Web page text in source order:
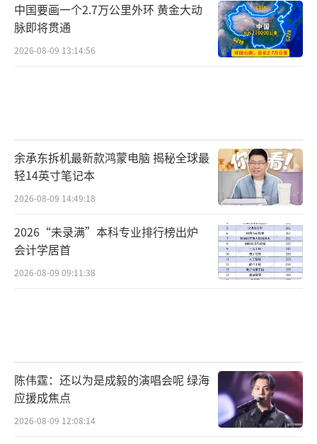
中国要画一个2.7万公里外环 黄金大动
脉即将贯通
2026-08-09 13:14:56
余承东拆机最新款鸿蒙电脑 揭秘全球最
轻14英寸笔记本
2026-08-09 14:49:18
2026“未录满”本科专业排行榜出炉
会计学居首
2026-08-09 09:11:38
陈伟霆：还以为是成毅的演唱会呢 绿海
应援成焦点
2026-08-09 12:08:14